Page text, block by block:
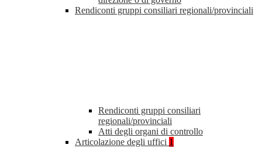
Rendiconti gruppi consiliari regionali/provinciali
Rendiconti gruppi consiliari
regionali/provinciali
Atti degli organi di controllo
Articolazione degli uffici 1